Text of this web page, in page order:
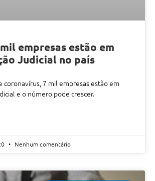
empresas estão em
Judicial no país
coronavírus, 7 mil empresas estão em
e o número pode crescer.
Nenhum comentário